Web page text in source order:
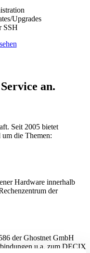
Upgrades
SSH
an.
Seit 2005 bietet
um die Themen:
Hardware innerhalb
der
der Ghostnet GmbH
u.a. zum DECIX